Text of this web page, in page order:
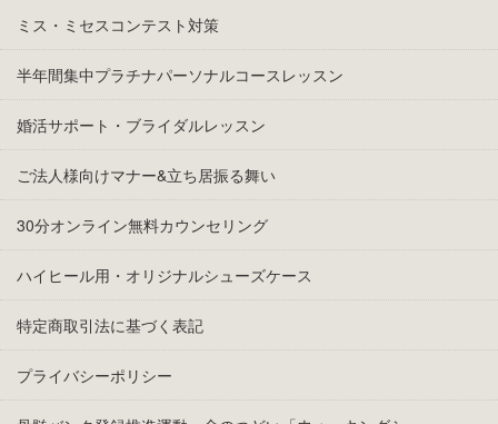
ミス・ミセスコンテスト対策
半年間集中プラチナパーソナルコースレッスン
婚活サポート・ブライダルレッスン
ご法人様向けマナー&立ち居振る舞い
30分オンライン無料カウンセリング
ハイヒール用・オリジナルシューズケース
特定商取引法に基づく表記
プライバシーポリシー